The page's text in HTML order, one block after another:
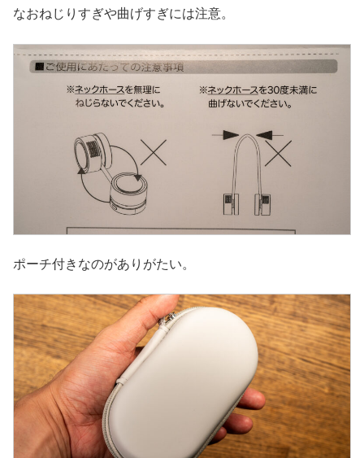
なおねじりすぎや曲げすぎには注意。
ポーチ付きなのがありがたい。